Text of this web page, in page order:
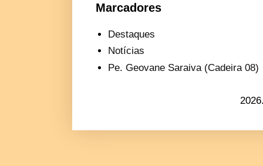
Marcadores
Destaques
Notícias
Pe. Geovane Saraiva (Cadeira 08)